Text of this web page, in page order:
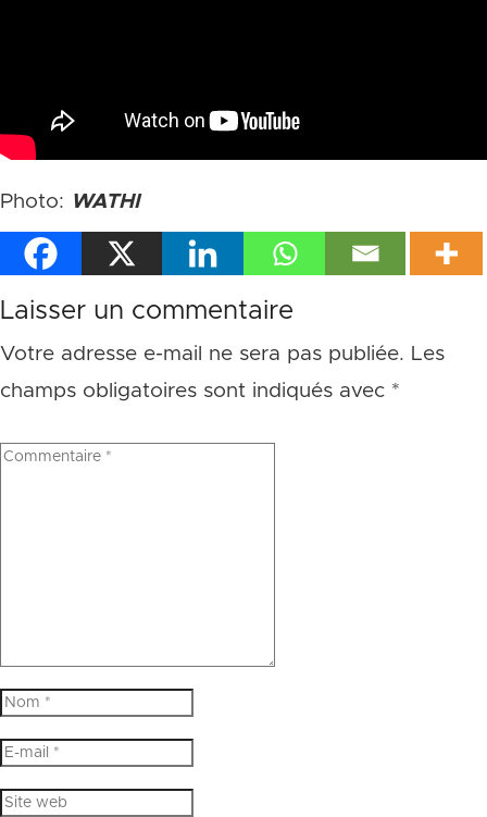
Photo: WATHI
Laisser un commentaire
Votre adresse e-mail ne sera pas publiée. Les
champs obligatoires sont indiqués avec *